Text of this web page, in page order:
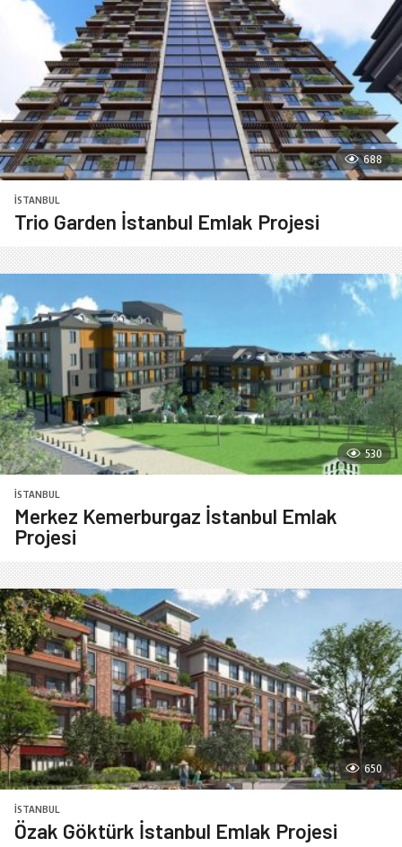
688
İSTANBUL
Trio Garden İstanbul Emlak Projesi
530
İSTANBUL
Merkez Kemerburgaz İstanbul Emlak
Projesi
650
İSTANBUL
Özak Göktürk İstanbul Emlak Projesi